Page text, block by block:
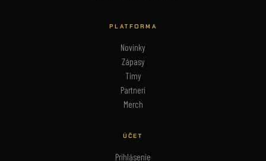
PLATFORMA
Novinky
Zápasy
Tímy
Partneri
Merch
ÚČET
Prihlásenie